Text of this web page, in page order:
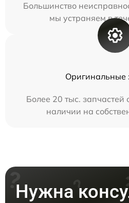
Большинство
мы устраняем в
Оригинальные
Более 20 тыс. запчастей
наличии на
Нужна